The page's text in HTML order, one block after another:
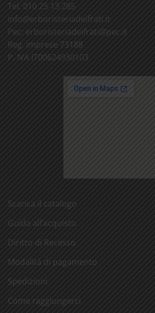
Tel. 010 25 13 285
info@erboristeriadeifrati.it
Pec: erboristeriadeifrati@pec.it
Reg. imprese 73188
P. IVA IT00624930103
Scarica il catalogo
Guida all’acquisto
Diritto di Recesso
Modalità di pagamento
Spedizioni
Come raggiungerci